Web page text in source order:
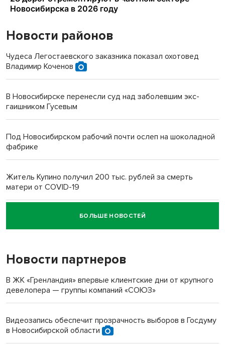
Новости районов
Чудеса Легостаевского заказника показал охотовед
Владимир Коченов
В Новосибирске перенесли суд над заболевшим экс-
гаишником Гусевым
Под Новосибирском рабочий почти ослеп на шоколадной
фабрике
Житель Купино получил 200 тыс. рублей за смерть
матери от COVID-19
Новосибирский суд наказал водителя за смерть
пенсионерки на вокзале
БОЛЬШЕ НОВОСТЕЙ
Новости партнеров
В ЖК «Гренландия» впервые клиентские дни от крупного
девелопера — группы компаний «СОЮЗ»
Видеозапись обеспечит прозрачность выборов в Госдуму
в Новосибирской области